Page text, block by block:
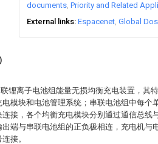
documents Priority and Related
External links Espacenet Global
锂离子电池组能量无损均衡充电装置，其
电模块和电池管理系统；串联电池组中每个
连接，各个均衡充电模块分别通过通信总线
出端与串联电池组的正负极相连，充电机与
接。